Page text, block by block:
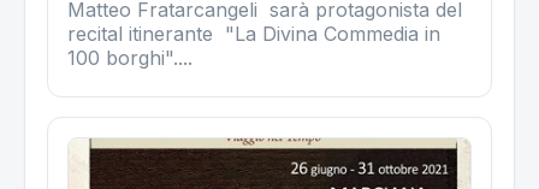
Matteo Fratarcangeli sarà protagonista del
recital itinerante "La Divina Commedia in
100 borghi"....